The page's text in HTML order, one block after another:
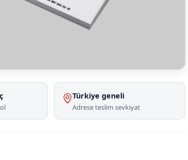
Türkiye geneli
Adrese teslim sevkiyat